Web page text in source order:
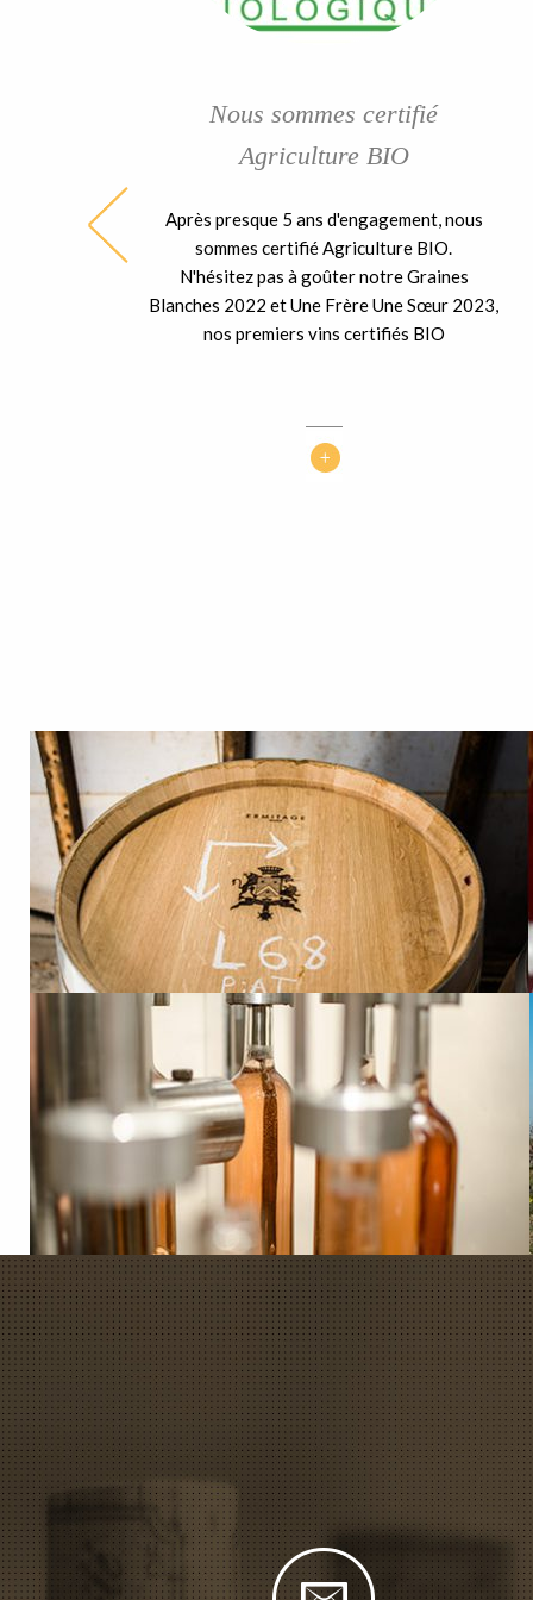
Nous sommes certifié
Agriculture BIO
Après presque 5 ans d'engagement, nous
sommes certifié Agriculture BIO.
N'hésitez pas à goûter notre Graines
Blanches 2022 et Une Frère Une Sœur 2023,
nos premiers vins certifiés BIO